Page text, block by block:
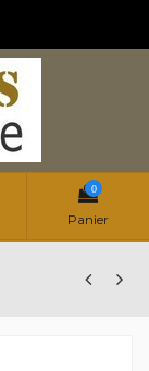
0
Panier